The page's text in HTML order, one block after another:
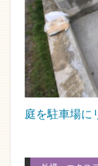
庭を駐車場に